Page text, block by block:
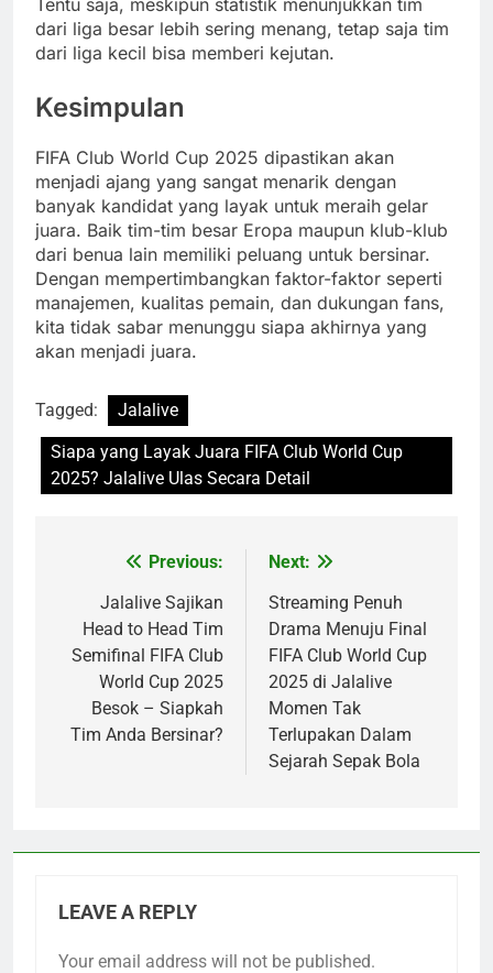
dari liga besar lebih sering menang, tetap saja tim
dari liga kecil bisa memberi kejutan.
Kesimpulan
FIFA Club World Cup 2025 dipastikan akan
menjadi ajang yang sangat menarik dengan
banyak kandidat yang layak untuk meraih gelar
juara. Baik tim-tim besar Eropa maupun klub-klub
dari benua lain memiliki peluang untuk bersinar.
Dengan mempertimbangkan faktor-faktor seperti
manajemen, kualitas pemain, dan dukungan fans,
kita tidak sabar menunggu siapa akhirnya yang
akan menjadi juara.
Tagged:
Jalalive
Siapa yang Layak Juara FIFA Club World Cup
2025? Jalalive Ulas Secara Detail
navigation
Previous:
Jalalive Sajikan
Head to Head Tim
Semifinal FIFA Club
World Cup 2025
Besok – Siapkah
Tim Anda Bersinar?
Next:
Streaming Penuh
Drama Menuju Final
FIFA Club World Cup
2025 di Jalalive
Momen Tak
Terlupakan Dalam
Sejarah Sepak Bola
LEAVE A REPLY
Your email address will not be published.